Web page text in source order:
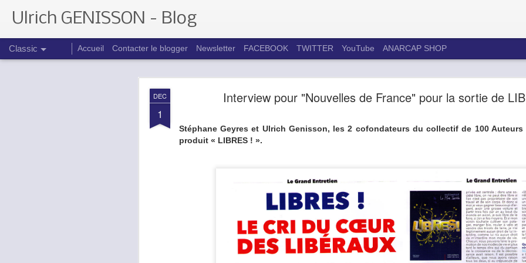
DEC
1
Interview pour "Nouvelles de France" pour la sortie de
Stéphane Geyres et Ulrich Genisson, les 2 cofondateurs du collectif de 100
produit « LIBRES ! ».
Ulrich GENISSON - Blog
Classic Accueil Contacter le blogger Newsletter FACEBOOK TWITTER YouTube ANARCAP SHOP
BILAN DE 18 MOIS DE DIÈTE CÉTOGÈNE